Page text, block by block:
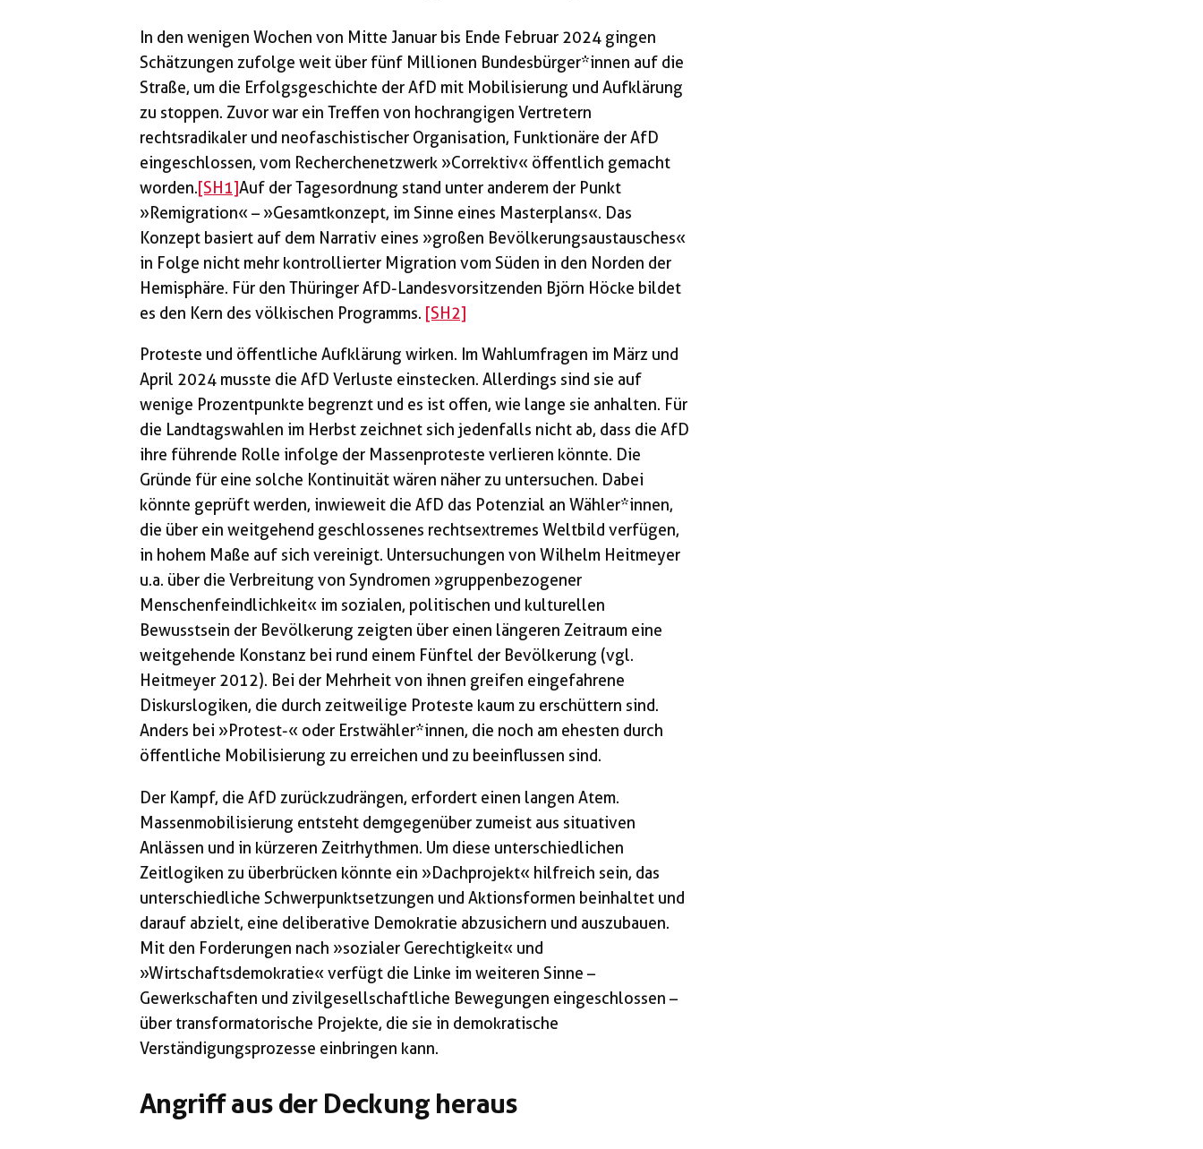
In den wenigen Wochen von Mitte Januar bis Ende Februar 2024 gingen
Schätzungen zufolge weit über fünf Millionen Bundesbürger*innen auf die
Straße, um die Erfolgsgeschichte der AfD mit Mobilisierung und Aufklärung
zu stoppen. Zuvor war ein Treffen von hochrangigen Vertretern
rechtsradikaler und neofaschistischer Organisation, Funktionäre der AfD
eingeschlossen, vom Recherchenetzwerk »Correktiv« öffentlich gemacht
worden.[SH1]Auf der Tagesordnung stand unter anderem der Punkt
»Remigration« – »Gesamtkonzept, im Sinne eines Masterplans«. Das
Konzept basiert auf dem Narrativ eines »großen Bevölkerungsaustausches«
in Folge nicht mehr kontrollierter Migration vom Süden in den Norden der
Hemisphäre. Für den Thüringer AfD-Landesvorsitzenden Björn Höcke bildet
es den Kern des völkischen Programms. [SH2]
Proteste und öffentliche Aufklärung wirken. Im Wahlumfragen im März und
April 2024 musste die AfD Verluste einstecken. Allerdings sind sie auf
wenige Prozentpunkte begrenzt und es ist offen, wie lange sie anhalten. Für
die Landtagswahlen im Herbst zeichnet sich jedenfalls nicht ab, dass die AfD
ihre führende Rolle infolge der Massenproteste verlieren könnte. Die
Gründe für eine solche Kontinuität wären näher zu untersuchen. Dabei
könnte geprüft werden, inwieweit die AfD das Potenzial an Wähler*innen,
die über ein weitgehend geschlossenes rechtsextremes Weltbild verfügen,
in hohem Maße auf sich vereinigt. Untersuchungen von Wilhelm Heitmeyer
u.a. über die Verbreitung von Syndromen »gruppenbezogener
Menschenfeindlichkeit« im sozialen, politischen und kulturellen
Bewusstsein der Bevölkerung zeigten über einen längeren Zeitraum eine
weitgehende Konstanz bei rund einem Fünftel der Bevölkerung (vgl.
Heitmeyer 2012). Bei der Mehrheit von ihnen greifen eingefahrene
Diskurslogiken, die durch zeitweilige Proteste kaum zu erschüttern sind.
Anders bei »Protest-« oder Erstwähler*innen, die noch am ehesten durch
öffentliche Mobilisierung zu erreichen und zu beeinflussen sind.
Der Kampf, die AfD zurückzudrängen, erfordert einen langen Atem.
Massenmobilisierung entsteht demgegenüber zumeist aus situativen
Anlässen und in kürzeren Zeitrhythmen. Um diese unterschiedlichen
Zeitlogiken zu überbrücken könnte ein »Dachprojekt« hilfreich sein, das
unterschiedliche Schwerpunktsetzungen und Aktionsformen beinhaltet und
darauf abzielt, eine deliberative Demokratie abzusichern und auszubauen.
Mit den Forderungen nach »sozialer Gerechtigkeit« und
»Wirtschaftsdemokratie« verfügt die Linke im weiteren Sinne –
Gewerkschaften und zivilgesellschaftliche Bewegungen eingeschlossen –
über transformatorische Projekte, die sie in demokratische
Verständigungsprozesse einbringen kann.
Angriff aus der Deckung heraus